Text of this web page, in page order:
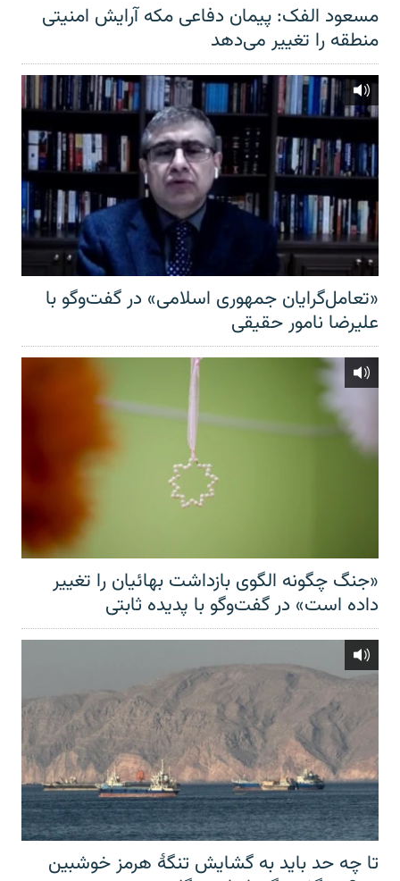
مسعود الفک: پیمان دفاعی مکه آرایش امنیتی
منطقه را تغییر می‌دهد
«تعامل‌گرایان جمهوری اسلامی» در گفت‌وگو با
علیرضا نامور حقیقی
«جنگ چگونه الگوی بازداشت بهائیان را تغییر
داده است» در گفت‌وگو با پدیده ثابتی
تا چه حد باید به گشایش تنگهٔ هرمز خوشبین